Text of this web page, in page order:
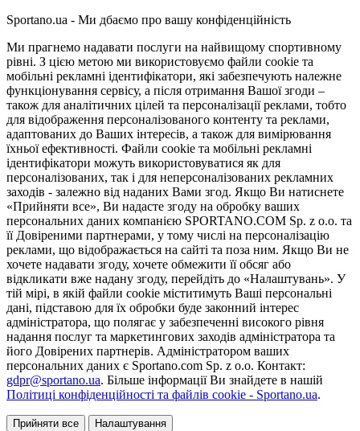
Sportano.ua - Ми дбаємо про вашу конфіденційність
Ми прагнемо надавати послуги на найвищому спортивному
рівні. З цією метою ми використовуємо файли cookie та
мобільні рекламні ідентифікатори, які забезпечують належне
функціонування сервісу, а після отримання Вашої згоди –
також для аналітичних цілей та персоналізації реклами, тобто
для відображення персоналізованого контенту та реклами,
адаптованих до Ваших інтересів, а також для вимірювання
їхньої ефективності. Файли cookie та мобільні рекламні
ідентифікатори можуть використовуватися як для
персоналізованих, так і для неперсоналізованих рекламних
заходів - залежно від наданих Вами згод. Якщо Ви натиснете
«Прийняти все», Ви надасте згоду на обробку ваших
персональних даних компанією SPORTANO.COM Sp. z o.o. та
її Довіреними партнерами, у тому числі на персоналізацію
реклами, що відображається на сайті та поза ним. Якщо Ви не
хочете надавати згоду, хочете обмежити її обсяг або
відкликати вже надану згоду, перейдіть до «Налаштувань». У
тій мірі, в якій файли cookie міститимуть Ваші персональні
дані, підставою для їх обробки буде законний інтерес
адміністратора, що полягає у забезпеченні високого рівня
надання послуг та маркетингових заходів адміністратора та
його Довірених партнерів. Адміністратором ваших
персональних даних є Sportano.com Sp. z o.o. Контакт:
gdpr@sportano.ua. Більше інформації Ви знайдете в нашій
Політиці конфіденційності та файлів cookie - Sportano.ua.
Прийняти все Налаштування